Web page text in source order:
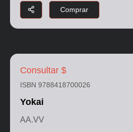
Comprar
Consultar $
ISBN 9788418700026
Yokai
AA.VV